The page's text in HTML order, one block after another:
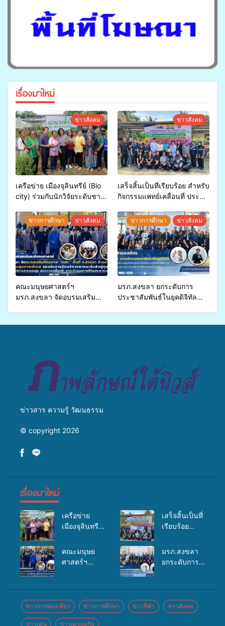
เรื่องมาใหม่
ข่าวสังคม
เครือข่าย เมืองจุลินทรีย์ (Bio
city) ร่วมกับนักวิจัยระดับชาติ
ประโยชน์จากสาหร่ายและ
เห็ดไมคอร์ไรซาสำหรับปลูกไม้
มีค่า-พืชเศรษฐกิจ”
ข่าวสังคม
เสร็จสิ้นเป็นที่เรียบร้อย สำหรับ
กิจกรรมแพทย์เคลื่อนที่ ประจำ
สุขภาพแก่ประชาชนในพื้นที่
อำเภอจะนะ
ข่าวการศึกษา ข่าวสังคม
คณะมนุษยศาสตร์ฯ
มรภ.สงขลา จัดอบรมเสริม
เหลื่อมล้ำ ยกระดับคุณภาพ
ชีวิตประชาชนอย่างยั่งยืน
ข่าวการศึกษา ข่าวสังคม
มรภ.สงขลา ยกระดับการ
ประชาสัมพันธ์ในยุคดิจิทัล
ข่าวสาร ความรู้ วัฒนธรรม
© copyright 2026
เรื่องมาใหม่
เครือข่าย
เมืองจุลินทรีย์
ระดับชาติ
ประโยชน์จาก
สาหร่ายและ
เห็ดไมคอร์ไร
ซาสำหรับ
เสร็จสิ้นเป็นที่
เรียบร้อย
เคลื่อนที่
บริการด้าน
สุขภาพแก่
ประชาชนใน
คณะมนุษย
ศาสตร์ฯ
“อปท.” ด้าน
การเบิกจ่ายงบ
มรภ.สงขลา
ยกระดับการ
องค์ความรู้
เครือข่าย
ข่าวการท่องเที่ยว ข่าวการศึกษา ข่าวกีฬา ข่าวสังคม
ข่าวเด่น ข่าวเศรษฐกิจ